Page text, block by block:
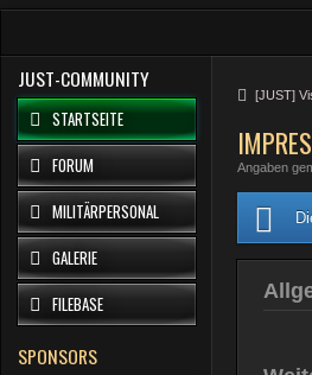
JUST-COMMUNITY
STARTSEITE
FORUM
MILITÄRPERSONAL
GALERIE
FILEBASE
SPONSORS
[JUST]
Angaben